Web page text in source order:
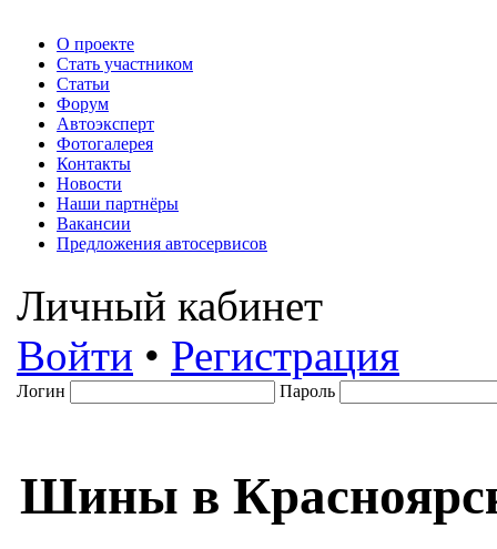
О проекте
Стать участником
Статьи
Форум
Автоэксперт
Фотогалерея
Контакты
Новости
Наши партнёры
Вакансии
Предложения автосервисов
Личный кабинет
Войти • Регистрация
Логин Пароль
Шины в